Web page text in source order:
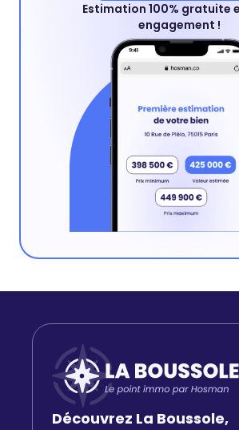
Estimation 100% gratuite
engagement !
Découvrez La Boussole,